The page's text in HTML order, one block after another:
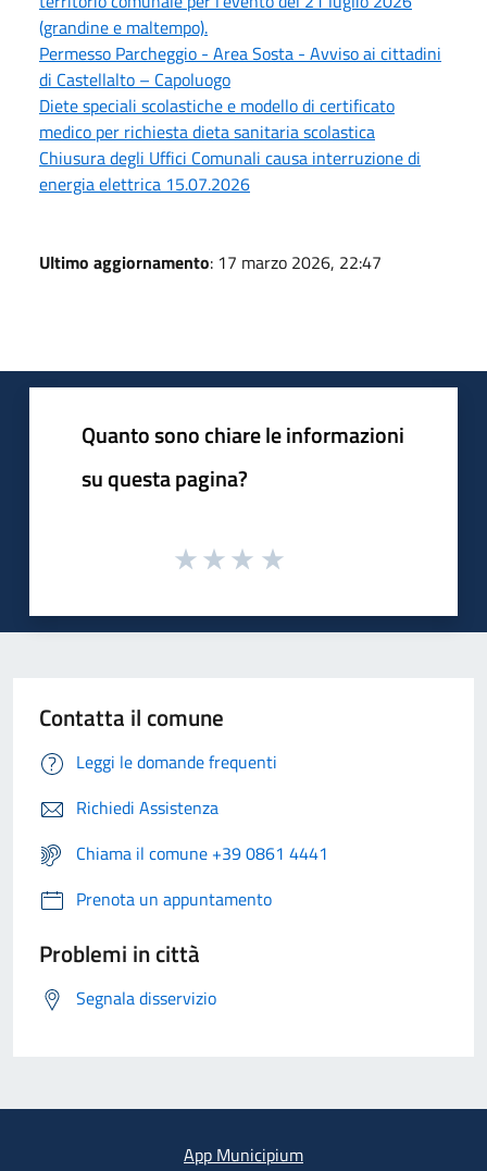
(grandine e maltempo).
Permesso Parcheggio - Area Sosta - Avviso ai cittadini
di Castellalto – Capoluogo
Diete speciali scolastiche e modello di certificato
medico per richiesta dieta sanitaria scolastica
Chiusura degli Uffici Comunali causa interruzione di
energia elettrica 15.07.2026
Ultimo aggiornamento: 17 marzo 2026, 22:47
Quanto sono chiare le informazioni
su questa pagina?
Contatta il comune
Leggi le domande frequenti
Richiedi Assistenza
Chiama il comune +39 0861 4441
Prenota un appuntamento
Problemi in città
Segnala disservizio
App Municipium